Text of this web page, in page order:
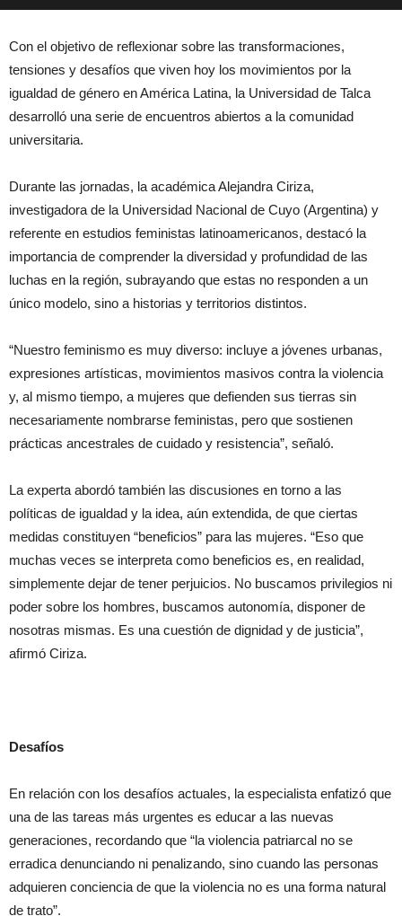
Con el objetivo de reflexionar sobre las transformaciones,
tensiones y desafíos que viven hoy los movimientos por la
igualdad de género en América Latina, la Universidad de Talca
desarrolló una serie de encuentros abiertos a la comunidad
universitaria.
Durante las jornadas, la académica Alejandra Ciriza,
investigadora de la Universidad Nacional de Cuyo (Argentina) y
referente en estudios feministas latinoamericanos, destacó la
importancia de comprender la diversidad y profundidad de las
luchas en la región, subrayando que estas no responden a un
único modelo, sino a historias y territorios distintos.
“Nuestro feminismo es muy diverso: incluye a jóvenes urbanas,
expresiones artísticas, movimientos masivos contra la violencia
y, al mismo tiempo, a mujeres que defienden sus tierras sin
necesariamente nombrarse feministas, pero que sostienen
prácticas ancestrales de cuidado y resistencia”, señaló.
La experta abordó también las discusiones en torno a las
políticas de igualdad y la idea, aún extendida, de que ciertas
medidas constituyen “beneficios” para las mujeres. “Eso que
muchas veces se interpreta como beneficios es, en realidad,
simplemente dejar de tener perjuicios. No buscamos privilegios ni
poder sobre los hombres, buscamos autonomía, disponer de
nosotras mismas. Es una cuestión de dignidad y de justicia”,
afirmó Ciriza.
Desafíos
En relación con los desafíos actuales, la especialista enfatizó que
una de las tareas más urgentes es educar a las nuevas
generaciones, recordando que “la violencia patriarcal no se
erradica denunciando ni penalizando, sino cuando las personas
adquieren conciencia de que la violencia no es una forma natural
de trato”.